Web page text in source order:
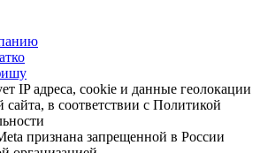
IP адреса, cookie и данные геолокации
сайта, в соответствии с Политикой
признана запрещенной в России